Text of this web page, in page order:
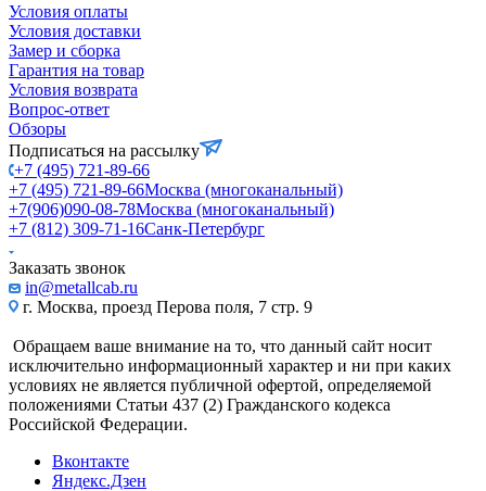
Условия оплаты
Условия доставки
Замер и сборка
Гарантия на товар
Условия возврата
Вопрос-ответ
Обзоры
Подписаться на рассылку
+7 (495) 721-89-66
+7 (495) 721-89-66Москва (многоканальный)
+7(906)090-08-78Москва (многоканальный)
+7 (812) 309-71-16Санк-Петербург
Заказать звонок
in@metallcab.ru
г. Москва, проезд Перова поля, 7 стр. 9
Обращаем ваше внимание на то, что данный сайт носит
исключительно информационный характер и ни при каких
условиях не является публичной офертой, определяемой
положениями Статьи 437 (2) Гражданского кодекса
Российской Федерации.
Вконтакте
Яндекс.Дзен